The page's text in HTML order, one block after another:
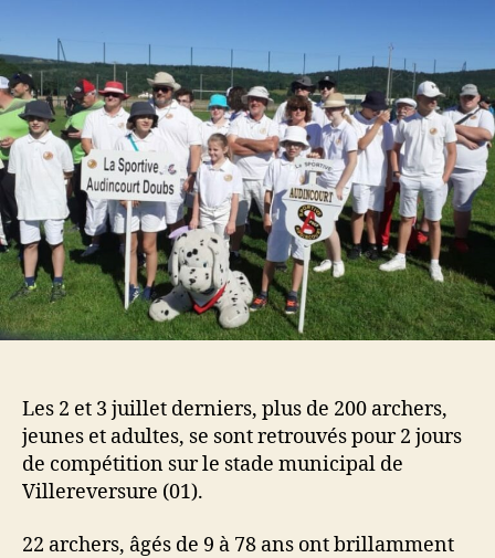
Les 2 et 3 juillet derniers, plus de 200 archers,
jeunes et adultes, se sont retrouvés pour 2 jours
de compétition sur le stade municipal de
Villereversure (01).
22 archers, âgés de 9 à 78 ans ont brillamment